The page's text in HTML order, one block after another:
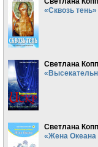
«Сквозь тень»
Светлана
Светлана
«Жена Океана